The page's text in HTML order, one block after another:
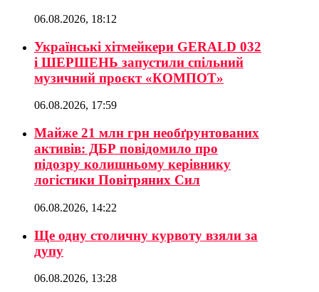
06.08.2026, 18:12
Українські хітмейкери GERALD 032
і ШЕРШЕНЬ запустили спільний
музичний проєкт «КОМПОТ»
06.08.2026, 17:59
Майже 21 млн грн необґрунтованих
активів: ДБР повідомило про
підозру колишньому керівнику
логістики Повітряних Сил
06.08.2026, 14:22
Ще одну столичну курвоту взяли за
дупу
06.08.2026, 13:28